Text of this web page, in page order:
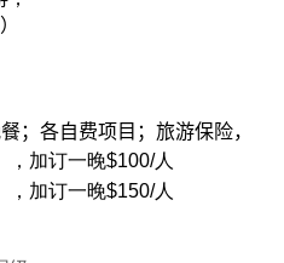
；各自费项目；旅游保险，
加订一晚$100/人
加订一晚$150/人